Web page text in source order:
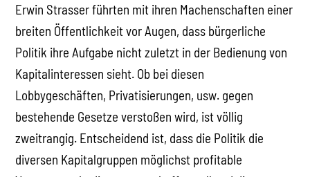
Erwin Strasser führten mit ihren Machenschaften einer
breiten Öffentlichkeit vor Augen, dass bürgerliche
Politik ihre Aufgabe nicht zuletzt in der Bedienung von
Kapitalinteressen sieht. Ob bei diesen
Lobbygeschäften, Privatisierungen, usw. gegen
bestehende Gesetze verstoßen wird, ist völlig
zweitrangig. Entscheidend ist, dass die Politik die
diversen Kapitalgruppen möglichst profitable